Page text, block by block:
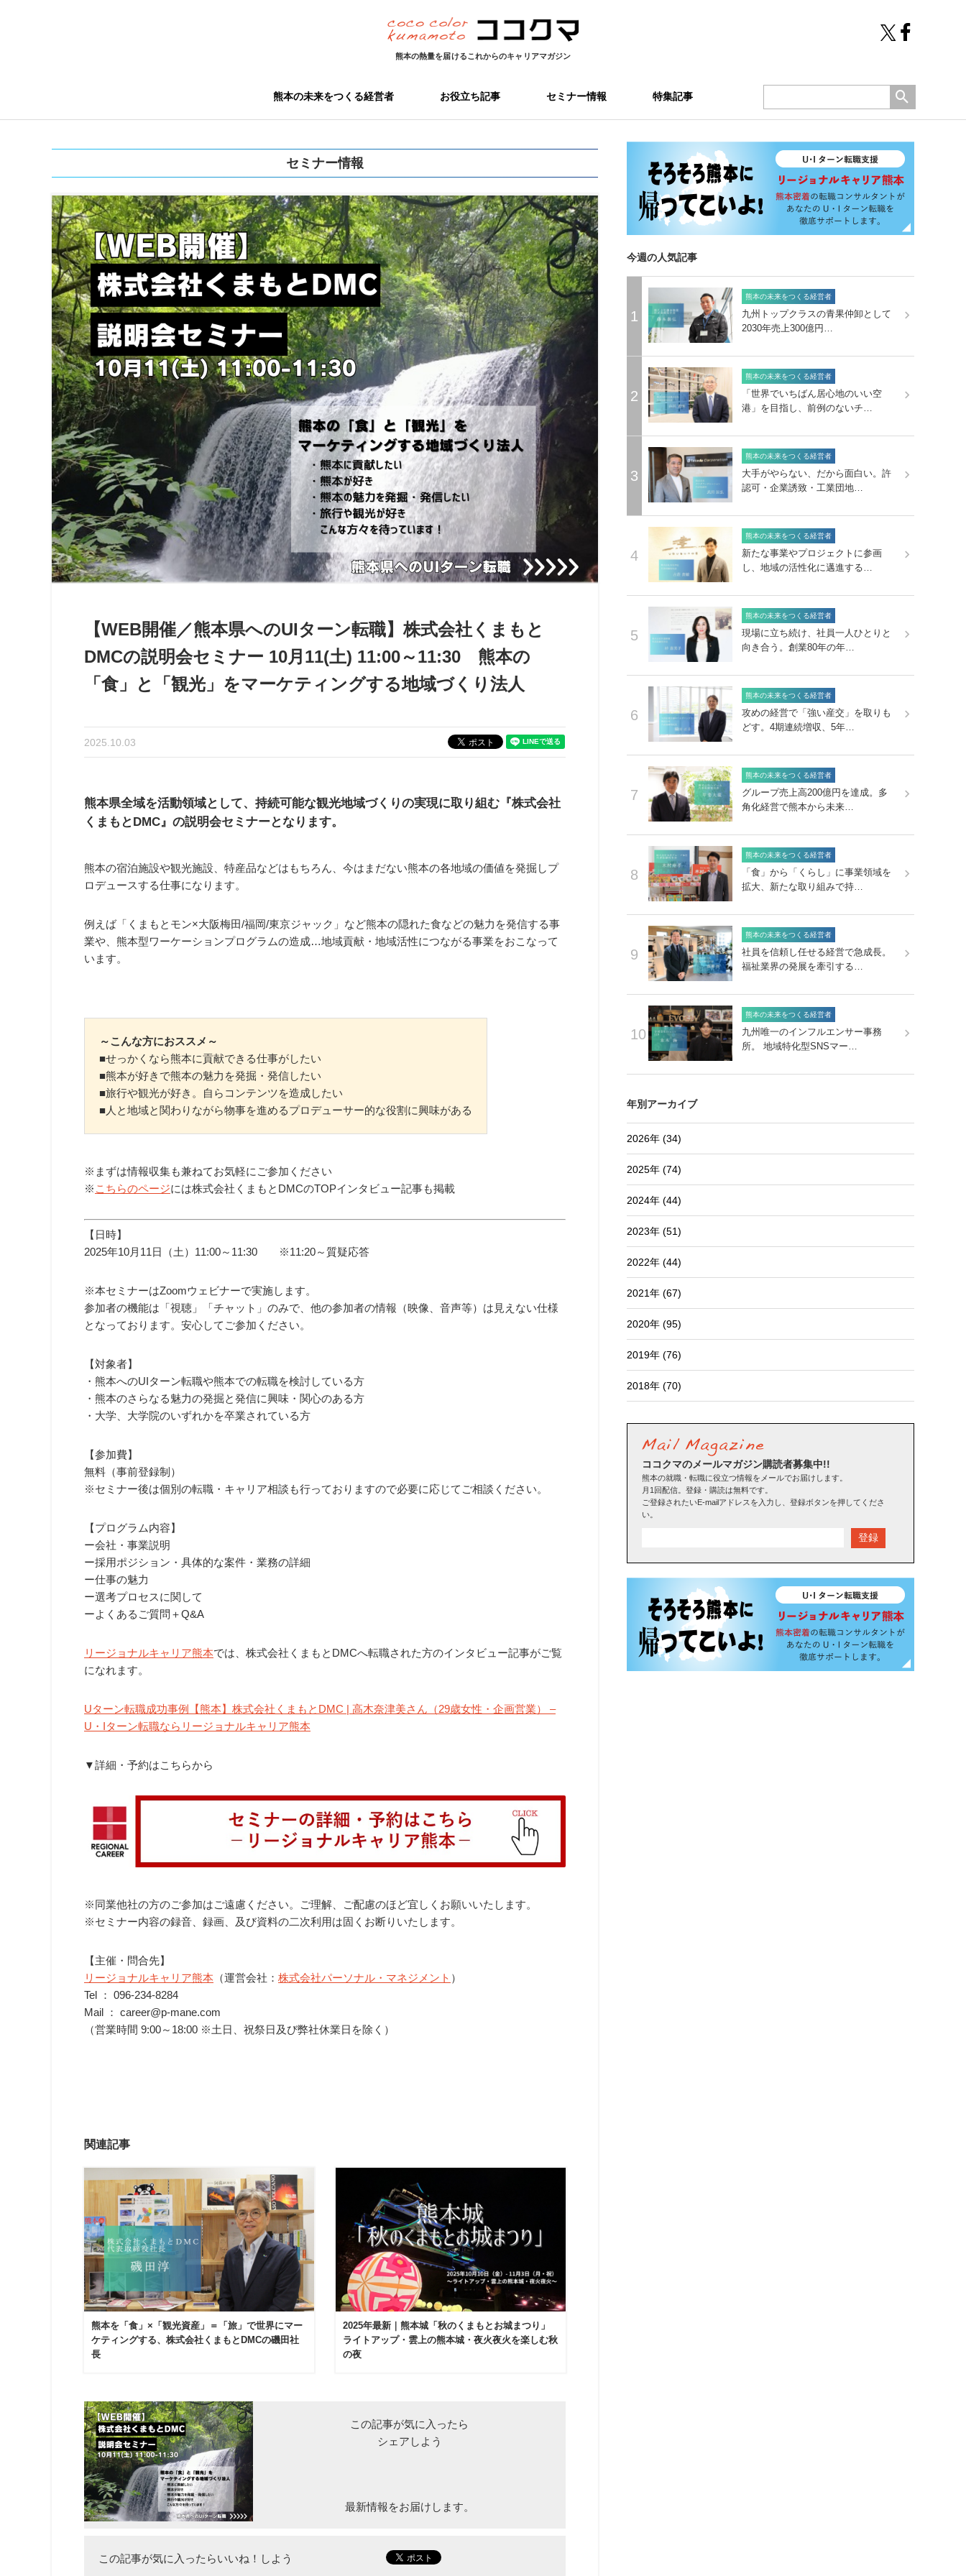
熊本の熱量を届けるこれからのキャリアマガジン
熊本の未来をつくる経営者 お役立ち記事 セミナー情報 特集記事
セミナー情報
【WEB開催／熊本県へのUIターン転職】株式会社くまもと
DMCの説明会セミナー 10月11(土) 11:00～11:30 熊本の
「食」と「観光」をマーケティングする地域づくり法人
2025.10.03
熊本県全域を活動領域として、持続可能な観光地域づくりの実現に取り組む『株式会社
くまもとDMC』の説明会セミナーとなります。
熊本の宿泊施設や観光施設、特産品などはもちろん、今はまだない熊本の各地域の価値を発掘しプ
ロデュースする仕事になります。
例えば「くまもとモン×大阪梅田/福岡/東京ジャック」など熊本の隠れた食などの魅力を発信する事
業や、熊本型ワーケーションプログラムの造成…地域貢献・地域活性につながる事業をおこなって
います。
～こんな方におススメ～
■せっかくなら熊本に貢献できる仕事がしたい
■熊本が好きで熊本の魅力を発掘・発信したい
■旅行や観光が好き。自らコンテンツを造成したい
■人と地域と関わりながら物事を進めるプロデューサー的な役割に興味がある
※まずは情報収集も兼ねてお気軽にご参加ください
※ こちらのページには株式会社くまもとDMCのTOPインタビュー記事も掲載
【日時】
2025年10月11日（土）11:00～11:30 ※11:20～質疑応答
※本セミナーはZoomウェビナーで実施します。
参加者の機能は「視聴」「チャット」のみで、他の参加者の情報（映像、音声等）は見えない仕様
となっております。安心してご参加ください。
【対象者】
・熊本へのUIターン転職や熊本での転職を検討している方
・熊本のさらなる魅力の発掘と発信に興味・関心のある方
・大学、大学院のいずれかを卒業されている方
【参加費】
無料（事前登録制）
※セミナー後は個別の転職・キャリア相談も行っておりますので必要に応じてご相談ください。
【プログラム内容】
ー会社・事業説明
ー採用ポジション・具体的な案件・業務の詳細
ー仕事の魅力
ー選考プロセスに関して
ーよくあるご質問＋Q&A
リージョナルキャリア熊本では、株式会社くまもとDMCへ転職された方のインタビュー記事がご覧
になれます。
Uターン転職成功事例【熊本】株式会社くまもとDMC | 高木奈津美さん（29歳女性・企画営業） –
U・Iターン転職ならリージョナルキャリア熊本
▼詳細・予約はこちらから
※同業他社の方のご参加はご遠慮ください。ご理解、ご配慮のほど宜しくお願いいたします。
※セミナー内容の録音、録画、及び資料の二次利用は固くお断りいたします。
【主催・問合先】
リージョナルキャリア熊本 （運営会社： 株式会社パーソナル・マネジメント ）
Tel ： 096-234-8284
Mail ： career@p-mane.com
（営業時間 9:00～18:00 ※土日、祝祭日及び弊社休業日を除く）
関連記事
熊本を「食」×「観光資産」＝「旅」で世界にマー
ケティングする、株式会社くまもとDMCの磯田社
長
2025年最新｜熊本城「秋のくまもとお城まつり」
ライトアップ・雲上の熊本城・夜火夜火を楽しむ秋
の夜
この記事が気に入ったら
シェアしよう
最新情報をお届けします。
この記事が気に入ったらいいね！しよう
今週の人気記事
1
熊本の未来をつくる経営者
九州トップクラスの青果仲卸として
2030年売上300億円…
2
熊本の未来をつくる経営者
「世界でいちばん居心地のいい空
港」を目指し、前例のないチ…
3
熊本の未来をつくる経営者
大手がやらない、だから面白い。許
認可・企業誘致・工業団地…
4
熊本の未来をつくる経営者
新たな事業やプロジェクトに参画
し、地域の活性化に邁進する…
5
熊本の未来をつくる経営者
現場に立ち続け、社員一人ひとりと
向き合う。創業80年の年…
6
熊本の未来をつくる経営者
攻めの経営で「強い産交」を取りも
どす。4期連続増収、5年…
7
熊本の未来をつくる経営者
グループ売上高200億円を達成。多
角化経営で熊本から未来…
8
熊本の未来をつくる経営者
「食」から「くらし」に事業領域を
拡大、新たな取り組みで持…
9
熊本の未来をつくる経営者
社員を信頼し任せる経営で急成長。
福祉業界の発展を牽引する…
10
熊本の未来をつくる経営者
九州唯一のインフルエンサー事務
所。 地域特化型SNSマー…
年別アーカイブ
2026年 (34)
2025年 (74)
2024年 (44)
2023年 (51)
2022年 (44)
2021年 (67)
2020年 (95)
2019年 (76)
2018年 (70)
ココクマのメールマガジン購読者募集中!!
熊本の就職・転職に役立つ情報をメールでお届けします。
月1回配信。登録・購読は無料です。
ご登録されたいE-mailアドレスを入力し、登録ボタンを押してくださ
い。
登録